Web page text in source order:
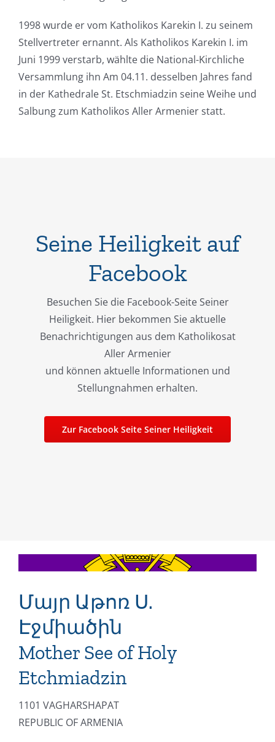
1998 wurde er vom Katholikos Karekin I. zu seinem
Stellvertreter ernannt. Als Katholikos Karekin I. im
Juni 1999 verstarb, wählte die National-Kirchliche
Versammlung ihn Am 04.11. desselben Jahres fand
in der Kathedrale St. Etschmiadzin seine Weihe und
Salbung zum Katholikos Aller Armenier statt.
Seine Heiligkeit auf
Facebook
Besuchen Sie die Facebook-Seite Seiner
Heiligkeit. Hier bekommen Sie aktuelle
Benachrichtigungen aus dem Katholikosat
Aller Armenier
und können aktuelle Informationen und
Stellungnahmen erhalten.
Zur Facebook Seite Seiner Heiligkeit
Մայր Աթոռ Ս.
Էջմիածին
Mother See of Holy
Etchmiadzin
1101 VAGHARSHAPAT
REPUBLIC OF ARMENIA